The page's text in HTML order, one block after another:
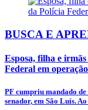
BUSCA E
Esposa, filha e
Federal em
PF cumpriu mandado
senador, em São Luís.